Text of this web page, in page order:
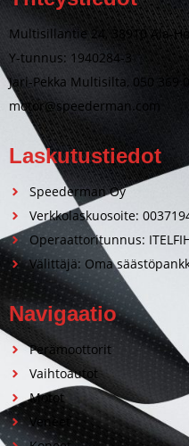
Multisillantie 24, 38910 Ala-
Y-tunnus: 1940284-3
Jari-Pekka Multisilta, 050 369
motor@speederman.com
Laskutustiedot
Speederman Oy
Verkkolaskuosoite:
Operaattoritunnus:
Välittäjä: Oma
Navigaatio
Perämoottorit
Vaihtoautot
Motot
Veneet